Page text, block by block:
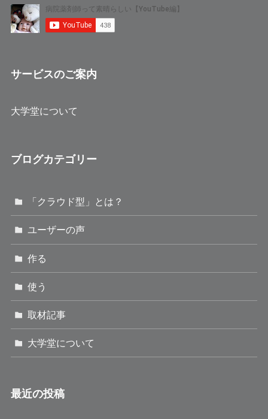
サービスのご案内
大学堂について
ブログカテゴリー
「クラウド型」とは？
ユーザーの声
作る
使う
取材記事
大学堂について
最近の投稿